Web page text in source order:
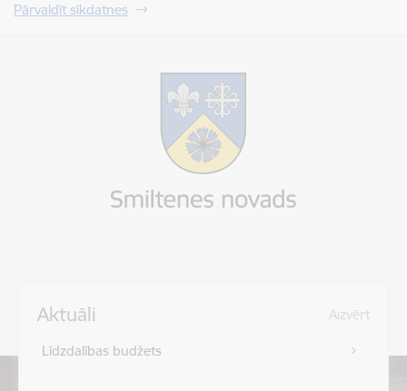
Pārvaldīt sīkdatnes
Aktuāli Aizvērt
Līdzdalības budžets